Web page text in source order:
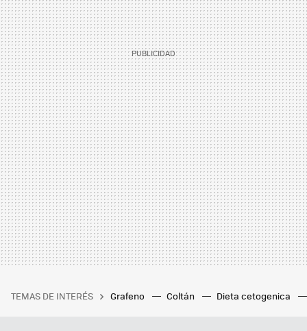
TEMAS DE INTERÉS Grafeno Coltán Dieta cetogenica